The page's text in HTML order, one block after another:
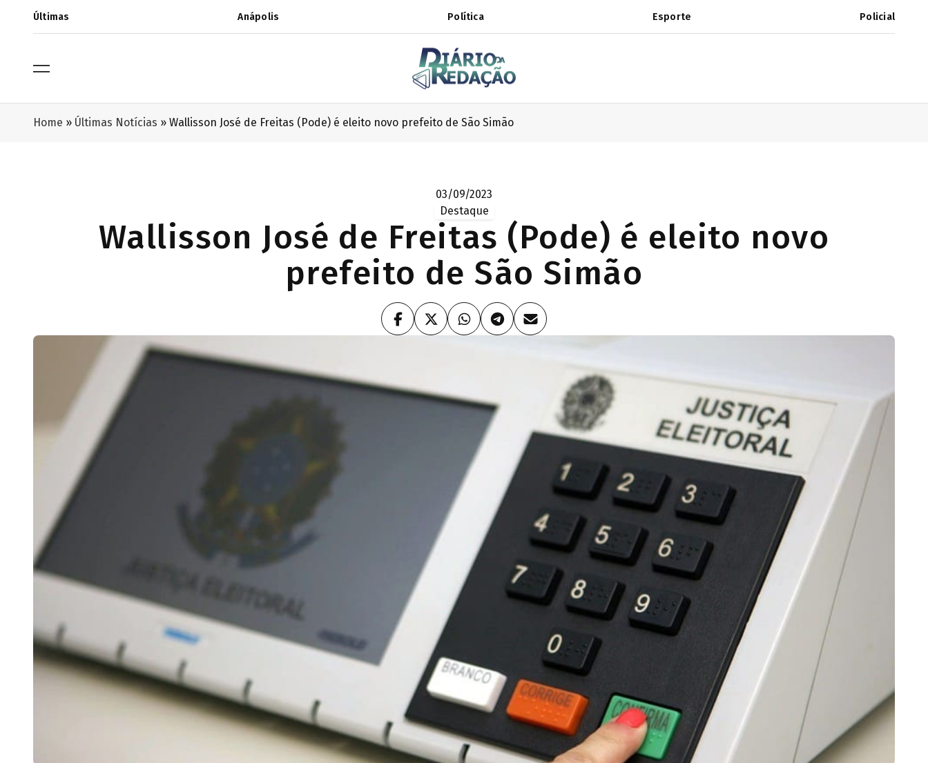
Últimas Anápolis Política Esporte Policial
Home » Últimas Notícias » Wallisson José de Freitas (Pode) é eleito novo prefeito de São Simão
03/09/2023
Destaque
Wallisson José de Freitas (Pode) é eleito novo
prefeito de São Simão